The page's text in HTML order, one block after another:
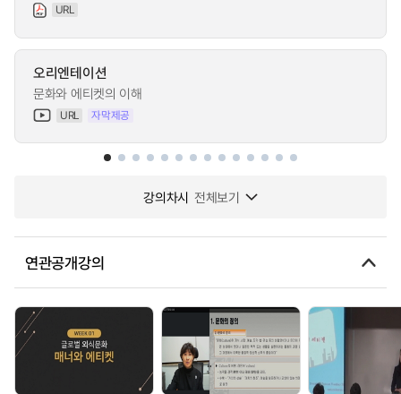
URL
오리엔테이션
문화와 에티켓의 이해
URL 자막제공
강의차시 전체보기
연관공개강의